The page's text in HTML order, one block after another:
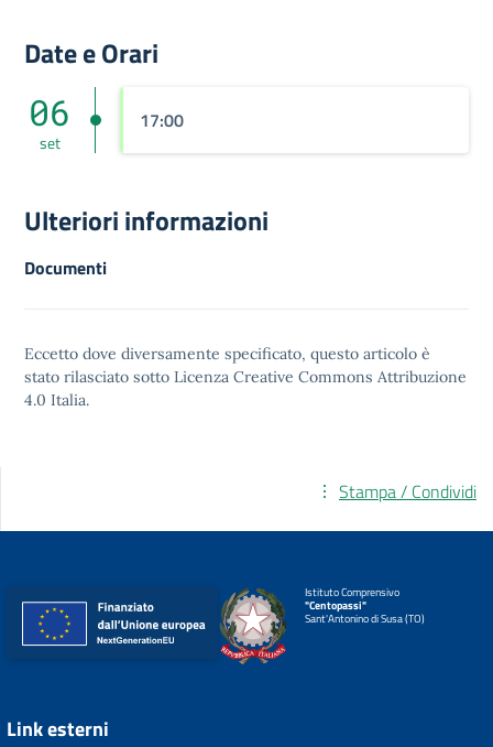
Date e Orari
06
set
17:00
Ulteriori informazioni
Documenti
Eccetto dove diversamente specificato, questo articolo è
stato rilasciato sotto Licenza Creative Commons Attribuzione
4.0 Italia.
Stampa / Condividi
Istituto Comprensivo
"Centopassi"
Sant'Antonino di Susa (TO)
Link esterni